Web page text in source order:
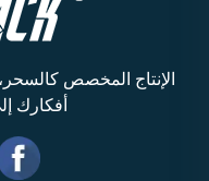
الإنتاج المخصص
أفكارك